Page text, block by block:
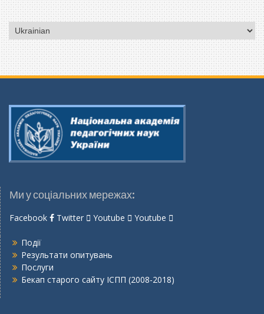
Вибрати
мову
Ми у соціальних мережах:
Facebook Twitter Youtube Youtube
Події
Результати опитувань
Послуги
Бекап старого сайту ІСПП (2008-2018)